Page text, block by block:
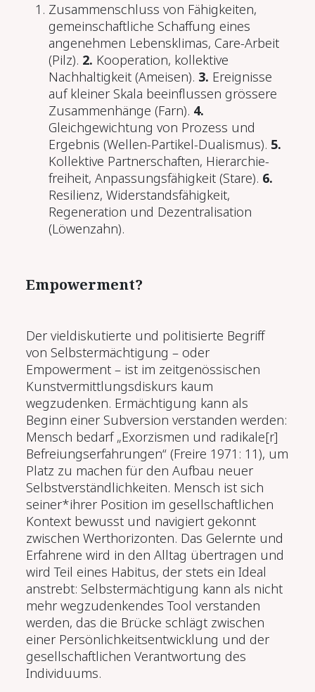
Zusammenschluss von Fähigkeiten,
gemeinschaftliche Schaffung eines
angenehmen Lebensklimas, Care-Arbeit
(Pilz). 2. Kooperation, kollektive
Nachhaltigkeit (Ameisen). 3. Ereignisse
auf kleiner Skala beeinflussen grössere
Zusammenhänge (Farn). 4.
Gleichgewichtung von Prozess und
Ergeb­nis (Wellen-Partikel-Dualismus). 5.
Kollektive Partnerschaften, Hierarchie-
freiheit, Anpassungsfähigkeit (Stare). 6.
Resilienz, Widerstandsfähigkeit,
Regeneration und Dezentralisation
(Löwenzahn).
Empowerment?
Der vieldiskutierte und politisierte Begriff
von Selbstermächtigung – oder
Empowerment ­– ist im zeitgenössischen
Kunstvermittlungsdiskurs kaum
wegzudenken. Ermächtigung kann als
Beginn einer Subversion verstanden werden:
Mensch bedarf „Exorzismen und radikale[r]
Befreiungserfahrungen“ (Freire 1971: 11), um
Platz zu machen für den Auf­bau neuer
Selbstverständlichkeiten. Mensch ist sich
seiner*ihrer Position im gesellschaftlichen
Kontext bewusst und navigiert gekonnt
zwischen Werthorizonten. Das Gelernte und
Erfahrene wird in den Alltag übertragen und
wird Teil eines Habitus, der stets ein Ideal
anstrebt: Selbstermächtigung kann als nicht
mehr wegzudenkendes Tool verstanden
werden, das die Brücke schlägt zwischen
einer Persönlichkeitsentwicklung und der
gesellschaftlichen Ver­antwortung des
Individuums.